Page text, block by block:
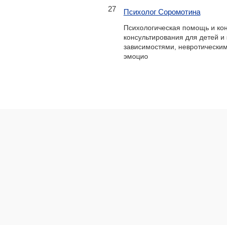
27 Психолог Соромотина
Психологическая помощь и
консультирования для детей
зависимостями,
эмоцио